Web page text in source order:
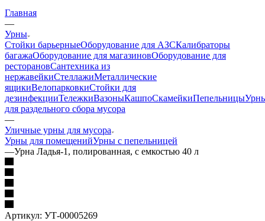
Главная
—
Урны
Стойки барьерныеОборудование для АЗСКалибраторы
багажаОборудование для магазиновОборудование для
ресторановСантехника из
нержавейкиСтеллажиМеталлические
ящикиВелопарковкиСтойки для
дезинфекцииТележкиВазоныКашпоСкамейкиПепельницы
для раздельного сбора мусора
—
Уличные урны для мусора
Урны для помещенийУрны с пепельницей
—Урна Ладья-1, полированная, с емкостью 40 л
Артикул: УТ-00005269